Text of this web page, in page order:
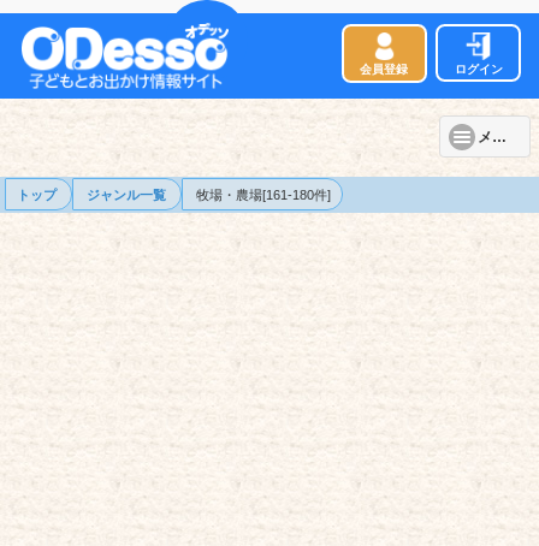
会員登録 ログイン
メニュー
トップ ジャンル一覧 牧場・農場[161-180件]